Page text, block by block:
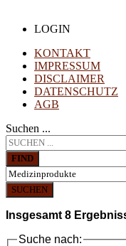
LOGIN
KONTAKT
IMPRESSUM
DISCLAIMER
DATENSCHUTZ
AGB
Suchen ...
FIND
SUCHEN
Insgesamt 8
Suche nach: